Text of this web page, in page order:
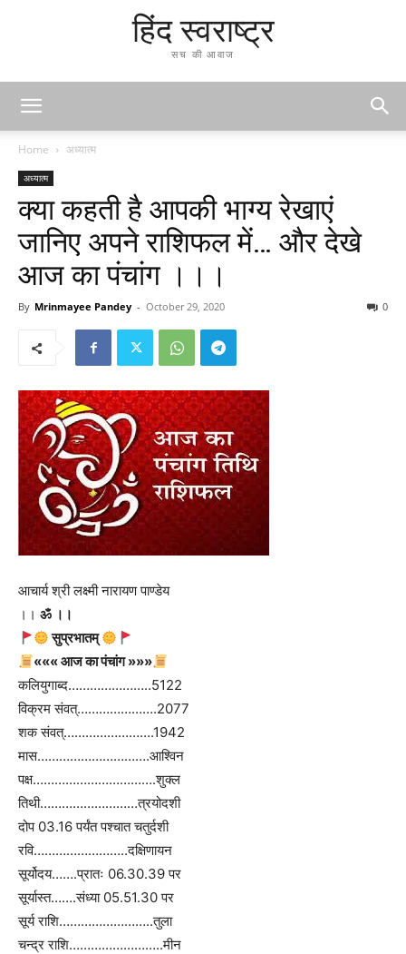
हिंद स्वराष्ट्र
सच की आवाज
Home अध्यात्म
अध्यात्म
क्या कहती है आपकी भाग्य रेखाएं
जानिए अपने राशिफल में… और देखे
आज का पंचांग ।।।
By Mrinmayee Pandey - October 29, 2020 0
आचार्य श्री लक्ष्मी नारायण पाण्डेय
।। ॐ ।।
सुप्रभातम्
««« आज का पंचांग »»»
कलियुगाब्द…………………..5122
विक्रम संवत्………………….2077
शक संवत्…………………….1942
मास………………………….आश्विन
पक्ष…………………………….शुक्ल
तिथी………………………त्रयोदशी
दोप 03.16 पर्यंत पश्चात चतुर्दशी
रवि……………………..दक्षिणायन
सूर्योदय…….प्रातः 06.30.39 पर
सूर्यास्त…….संध्या 05.51.30 पर
सूर्य राशि……………………..तुला
चन्द्र राशि……………………..मीन